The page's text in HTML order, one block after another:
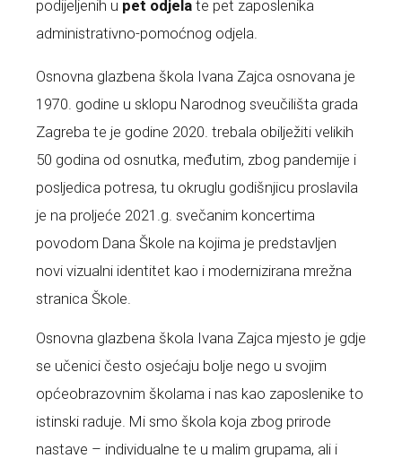
podijeljenih u pet odjela te pet zaposlenika
administrativno-pomoćnog odjela.
Osnovna glazbena škola Ivana Zajca osnovana je
1970. godine u sklopu Narodnog sveučilišta grada
Zagreba te je godine 2020. trebala obilježiti velikih
50 godina od osnutka, međutim, zbog pandemije i
posljedica potresa, tu okruglu godišnjicu proslavila
je na proljeće 2021.g. svečanim koncertima
povodom Dana Škole na kojima je predstavljen
novi vizualni identitet kao i modernizirana mrežna
stranica Škole.
Osnovna glazbena škola Ivana Zajca mjesto je gdje
se učenici često osjećaju bolje nego u svojim
općeobrazovnim školama i nas kao zaposlenike to
istinski raduje. Mi smo škola koja zbog prirode
nastave – individualne te u malim grupama, ali i